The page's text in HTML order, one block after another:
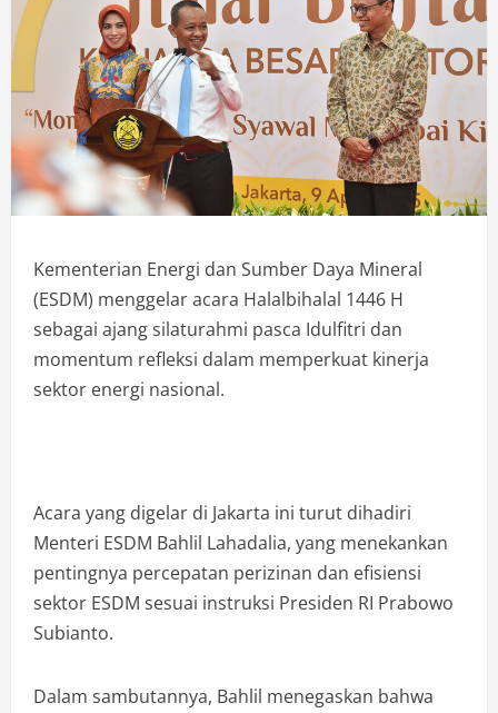
Kementerian Energi dan Sumber Daya Mineral
(ESDM) menggelar acara Halalbihalal 1446 H
sebagai ajang silaturahmi pasca Idulfitri dan
momentum refleksi dalam memperkuat kinerja
sektor energi nasional.
Acara yang digelar di Jakarta ini turut dihadiri
Menteri ESDM Bahlil Lahadalia, yang menekankan
pentingnya percepatan perizinan dan efisiensi
sektor ESDM sesuai instruksi Presiden RI Prabowo
Subianto.
Dalam sambutannya, Bahlil menegaskan bahwa